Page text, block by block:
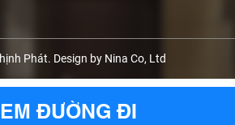
Phát. Design by Nina Co, Ltd
ĐƯỜNG ĐI